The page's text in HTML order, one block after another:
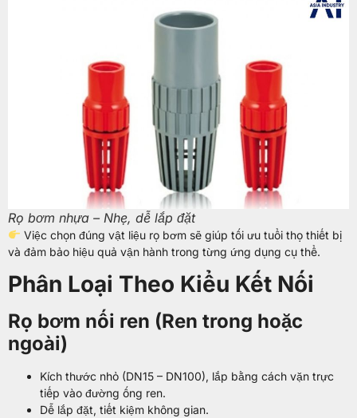
Rọ bơm nhựa – Nhẹ, dễ lắp đặt
Việc chọn đúng vật liệu rọ bơm sẽ giúp tối ưu tuổi thọ thiết bị
và đảm bảo hiệu quả vận hành trong từng ứng dụng cụ thể.
Phân Loại Theo Kiểu Kết Nối
Rọ bơm nối ren (Ren trong hoặc
ngoài)
Kích thước nhỏ (DN15 – DN100), lắp bằng cách vặn trực
tiếp vào đường ống ren.
Dễ lắp đặt, tiết kiệm không gian.